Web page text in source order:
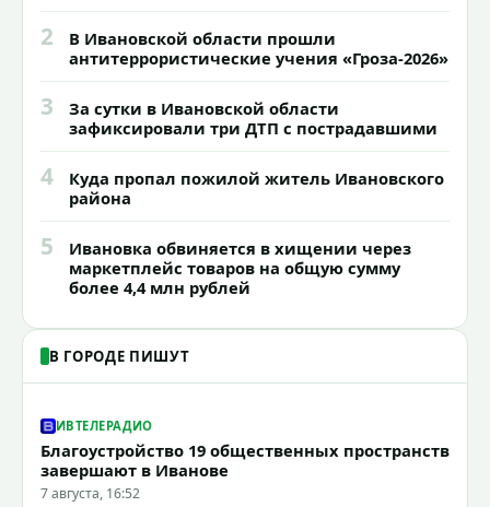
2
В Ивановской области прошли
антитеррористические учения «Гроза-2026»
3
За сутки в Ивановской области
зафиксировали три ДТП с пострадавшими
4
Куда пропал пожилой житель Ивановского
района
5
Ивановка обвиняется в хищении через
маркетплейс товаров на общую сумму
более 4,4 млн рублей
В ГОРОДЕ ПИШУТ
ИВТЕЛЕРАДИО
Благоустройство 19 общественных пространств
завершают в Иванове
7 августа, 16:52